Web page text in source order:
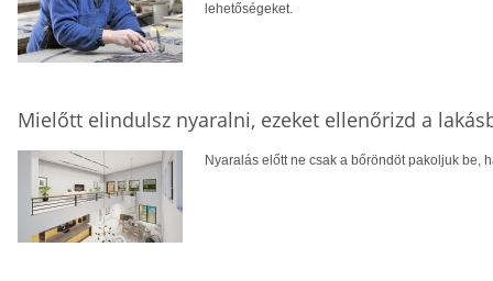
lehetőségeket.
Mielőtt elindulsz nyaralni, ezeket ellenőrizd a
Nyaralás előtt ne csak a bőröndöt pakoljuk be,